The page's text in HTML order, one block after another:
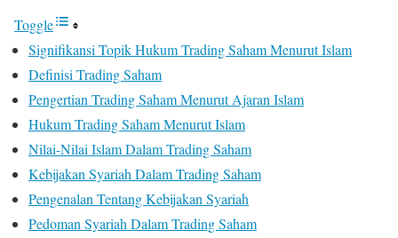
Toggle
Signifikansi Topik Hukum Trading Saham Menurut Islam
Definisi Trading Saham
Pengertian Trading Saham Menurut Ajaran Islam
Hukum Trading Saham Menurut Islam
Nilai-Nilai Islam Dalam Trading Saham
Kebijakan Syariah Dalam Trading Saham
Pengenalan Tentang Kebijakan Syariah
Pedoman Syariah Dalam Trading Saham